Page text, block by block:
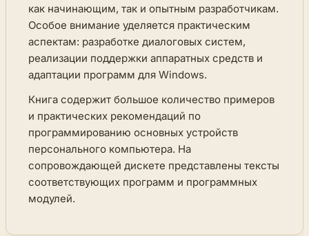
как начинающим, так и опытным разработчикам.
Особое внимание уделяется практическим
аспектам: разработке диалоговых систем,
реализации поддержки аппаратных средств и
адаптации программ для Windows.
Книга содержит большое количество примеров
и практических рекомендаций по
программированию основных устройств
персонального компьютера. На
сопровождающей дискете представлены тексты
соответствующих программ и программных
модулей.